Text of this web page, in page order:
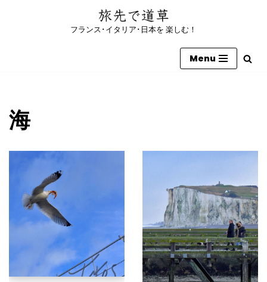
ス
キ
フランス･イタリア･日本を 楽しむ！
Menu
海